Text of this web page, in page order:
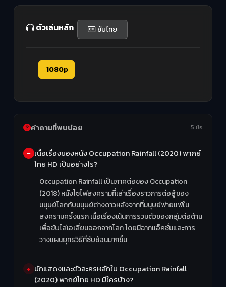
ตัวเล่นหลัก ซับไทย
1080p
คำถามที่พบบ่อย 5 ข้อ
เนื้อเรื่องของหนัง Occupation Rainfall (2020) พากย์
ไทย HD เป็นอย่างไร?
Occupation Rainfall เป็นภาคต่อของ Occupation
(2018) หนังไซไฟสงครามที่เล่าเรื่องราวการต่อสู้ของ
มนุษย์โลกกับมนุษย์ต่างดาวหลังจากที่มนุษย์พ่ายแพ้ใน
สงครามครั้งแรก เนื้อเรื่องเน้นการรวมตัวของกลุ่มต่อต้าน
เพื่อขับไล่เอเลี่ยนออกจากโลก โดยมีฉากแอ็คชั่นและการ
วางแผนยุทธวิธีที่ซับซ้อนมากขึ้น
นักแสดงและตัวละครหลักใน Occupation Rainfall
(2020) พากย์ไทย HD มีใครบ้าง?